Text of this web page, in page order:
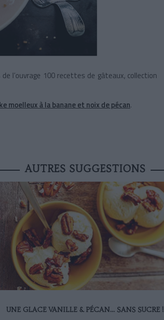
l’ouvrage 100 recettes de gâteaux, collection
moelleux à la banane et noix de pécan.
AUTRES SUGGESTIONS
UNE GLACE VANILLE & PÉCAN… SANS SUCRE !